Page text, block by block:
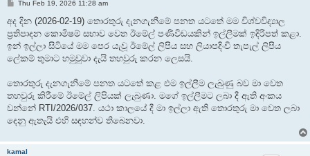
P
s
t
Thu Feb 19, 2026 11:28 am
අද දින (2026-02-19) තොරතුරු දැනගැනීමේ පනත යටතේ මම විශ්වවිද්‍යාල
ප්‍රතිපාදන කොමිෂම් සභාව වෙත ඊමේල් පණිවිඩයකින් ඉල්ලීමක් ඉදිරිපත් කළා.
ඉන් ඉල්ලා සිටියේ මම පෙර යැවූ ඊමේල් ලිපිය සහ ලියාපදිංචි තැපැල් ලිපිය
ලේකම් තුමාට හමුවූවා දැයි තහවුරු කරන ලෙසයි.
තොරතුරු දැනගැනීමේ පනත යටතේ කළ එම ඉල්ලීම ලැබුණු බව මා වෙත
තහවුරු කිරීමේ ඊමේල් ලිපියක් ලැබුණා. මගේ ඉල්ලීමට ලබා දී ඇති අංකය
වන්නේ RTI/2026/037. යථා කාලයේ දී මා ඉල්ලා ඇති තොරතුරු මා වෙත ලබා
දෙනු ඇතැයි එහි සඳහන්ව තිබෙනවා.
kamal